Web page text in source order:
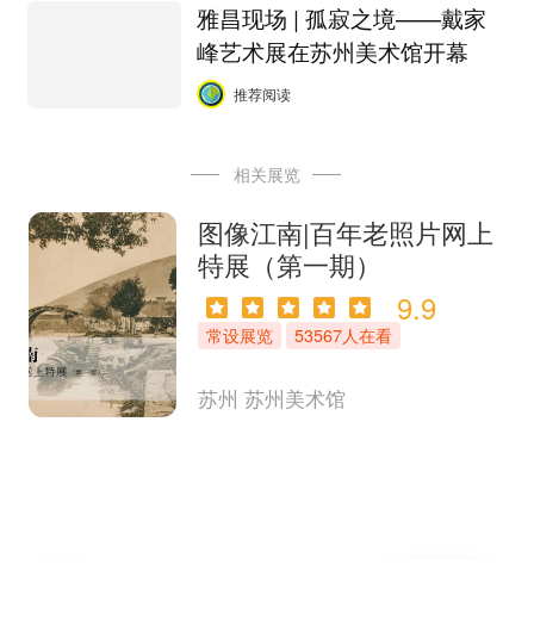
雅昌现场 | 孤寂之境——戴家
峰艺术展在苏州美术馆开幕
推荐阅读
相关展览
图像江南|百年老照片网上
特展（第一期）
9.9
常设展览 53567人在看
苏州 苏州美术馆